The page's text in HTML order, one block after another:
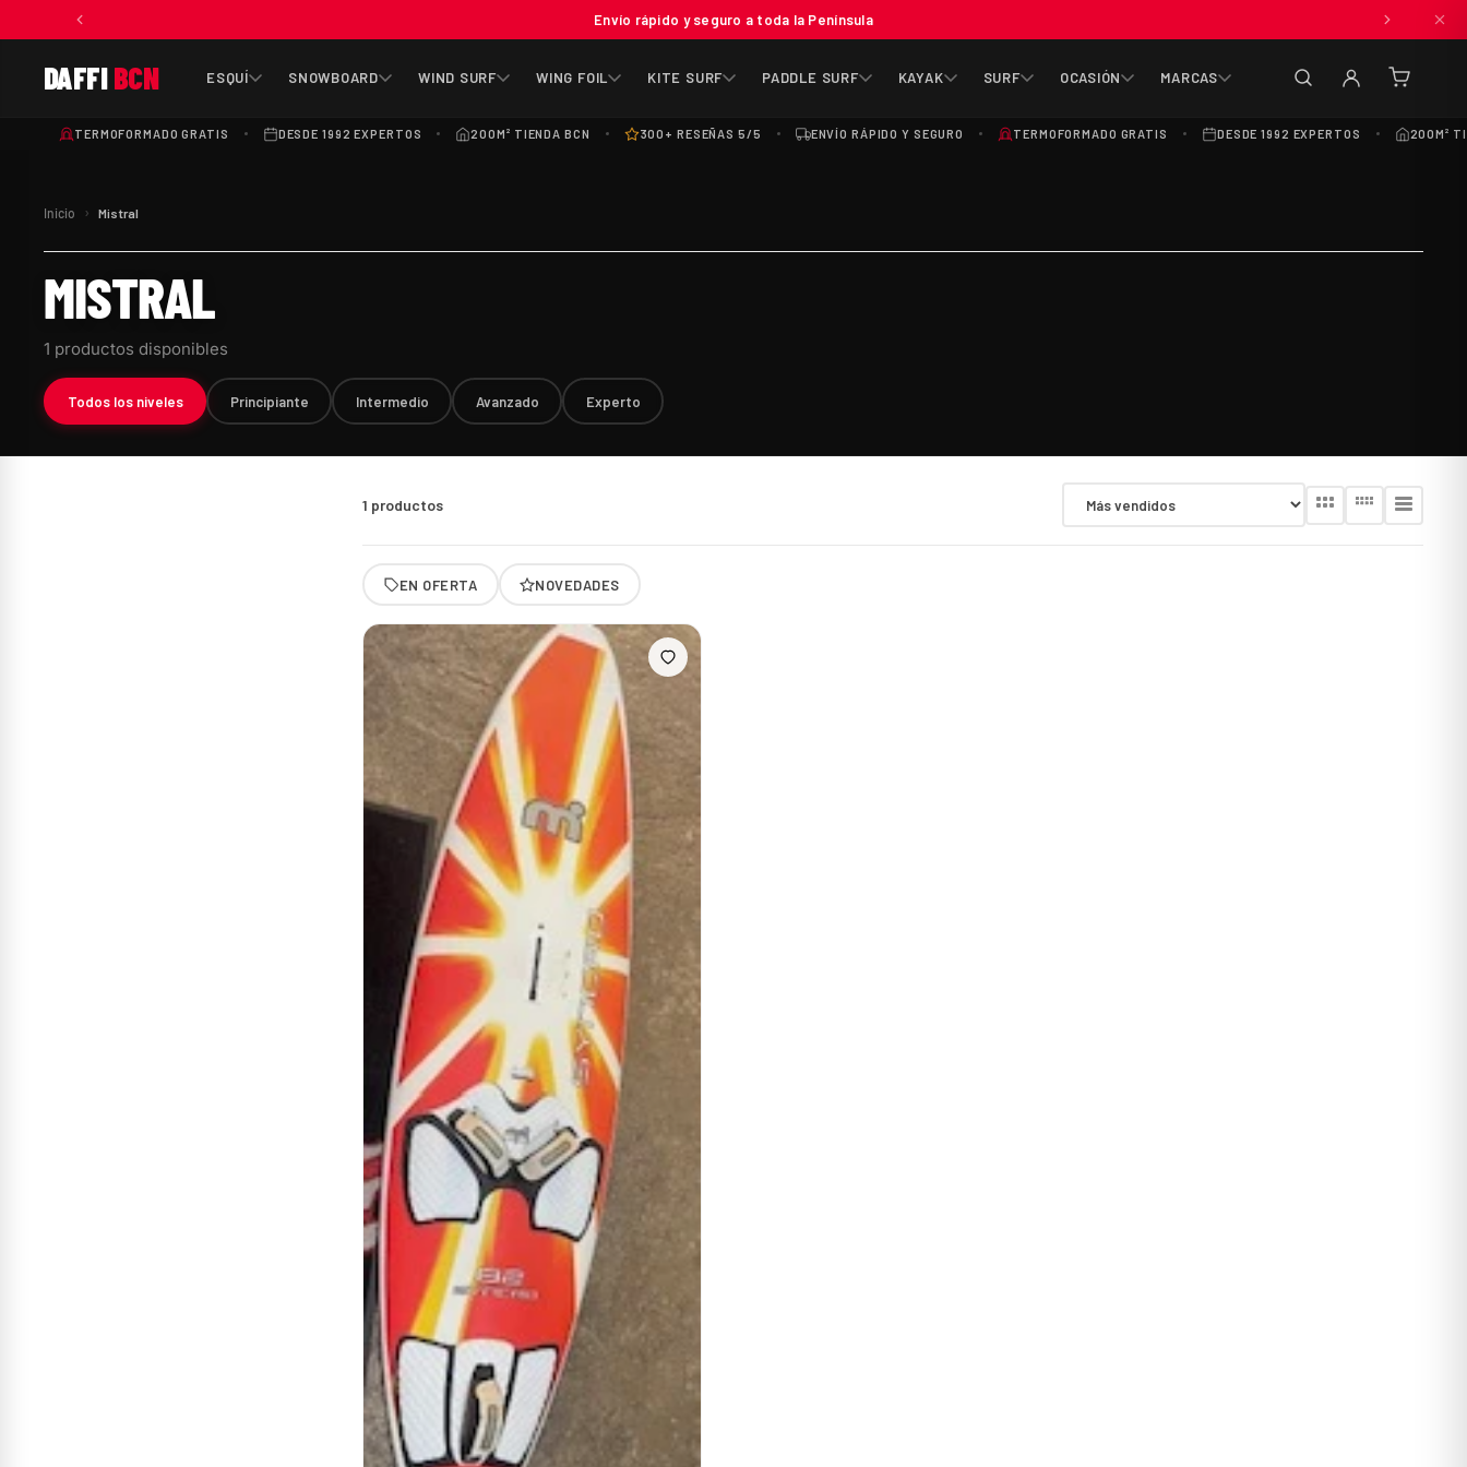
Envío rápido y seguro a toda la Península
DAFFIBCN ESQUÍ SNOWBOARD WIND SURF WING FOIL KITE SURF PADDLE SURF KAYAK SURF OCASIÓN MARCAS
(0
TERMOFORMADO GRATIS DESDE 1992 EXPERTOS 200M² TIENDA BCN 300+ RESEÑAS 5/5 ENVÍO RÁPIDO Y SEGURO TERMOFORMADO GRATIS DESDE 1992 EXPERTOS 200M²
Inicio › Mistral
MISTRAL
1 productos disponibles
Todos los niveles Principiante Intermedio Avanzado Experto
1 productos
EN OFERTA NOVEDADES